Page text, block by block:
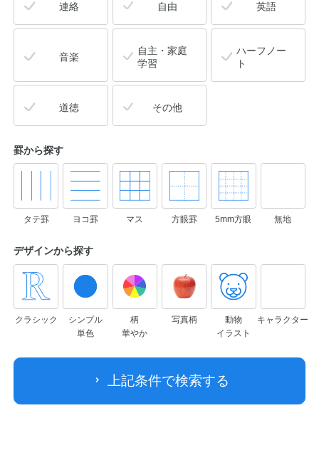
連絡 自由 英語
音楽
自主・家庭
学習
ハーフノー
ト
道徳 その他
罫から探す
タテ罫 ヨコ罫 マス 方眼罫 5mm方眼 無地
デザインから探す
クラシック
シンプル
単色
柄
華やか
写真柄
動物
イラスト
キャラクター
上記条件で検索する